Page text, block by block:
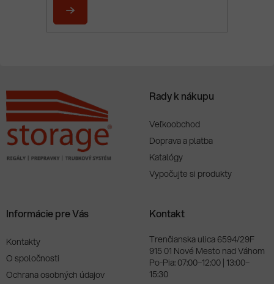
PRIHLÁSIŤ
Rady k nákupu
Veľkoobchod
Doprava a platba
Katalógy
Vypočujte si produkty
Informácie pre Vás
Kontakty
O spoločnosti
Ochrana osobných údajov
Kontakt
Trenčianska ulica 6594/29F
915 01 Nové Mesto nad Váhom
Po-Pia: 07:00–12:00 | 13:00–
15:30